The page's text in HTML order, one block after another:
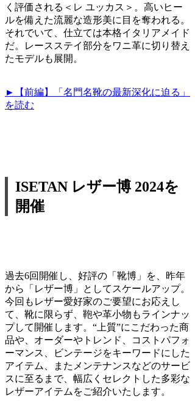
く評価される＜レ ユッカス＞。高いヒー
ルを備えた流麗な造形美に目を奪われる。
それでいて、仕立ては本格イタリアメイド
だ。レースステイ部分をワニ革に切り替え
たモデルも展開。
►【前編】「名門名靴の最新深化に迫る」
を読む
ISETAN レザー博 2024を
開催
過去6回開催し、好評の「靴博」を、昨年
から「レザー博」としてスケールアップ。
今回もレザー愛好家のご要望にお応えし
て、靴に限らず、鞄や⾰⼩物もラインナッ
プして開催します。“上質”にこだわった商
品や、オーダーやトレンド、コストパフォ
ーマンス、ビンテージをキーワードにした
アイテム、またメンテナンスなどのサービ
スに⾄るまで、幅広くセレクトした多彩な
レザーアイテムをご紹介いたします。